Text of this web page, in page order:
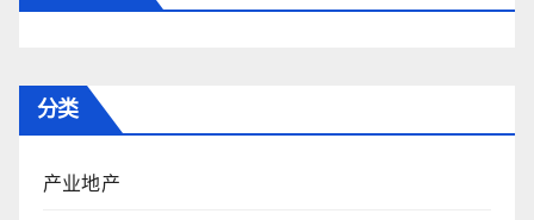
分类
产业地产